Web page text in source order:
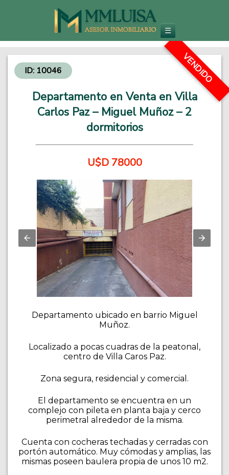
Inmobiliaria en Carlos Paz
Venta de Departamentos y Propiedades - Inversiones Inmobiliarias
☰
ID: 10046
Departamento en Venta en Villa
Carlos Paz – Miguel Muñoz – 2
dormitorios
U$D 78000
VENDIDO
Departamento ubicado en barrio Miguel
Muñoz.
Localizado a pocas cuadras de la peatonal,
centro de Villa Caros Paz.
Zona segura, residencial y comercial.
El departamento se encuentra en un
complejo con pileta en planta baja y cerco
perimetral alrededor de la misma.
Cuenta con cocheras techadas y cerradas con
portón automático. Muy cómodas y amplias, las
mismas poseen baulera propia de unos 10 m2.